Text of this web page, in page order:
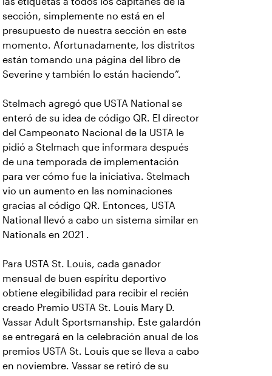
sección, simplemente no está en el
presupuesto de nuestra sección en este
momento. Afortunadamente, los distritos
están tomando una página del libro de
Severine y también lo están haciendo”.
Stelmach agregó que USTA National se
enteró de su idea de código QR. El director
del Campeonato Nacional de la USTA le
pidió a Stelmach que informara después
de una temporada de implementación
para ver cómo fue la iniciativa. Stelmach
vio un aumento en las nominaciones
gracias al código QR. Entonces, USTA
National llevó a cabo un sistema similar en
Nationals en 2021 .
Para USTA St. Louis, cada ganador
mensual de buen espíritu deportivo
obtiene elegibilidad para recibir el recién
creado Premio USTA St. Louis Mary D.
Vassar Adult Sportsmanship. Este galardón
se entregará en la celebración anual de los
premios USTA St. Louis que se lleva a cabo
en noviembre. Vassar se retiró de su